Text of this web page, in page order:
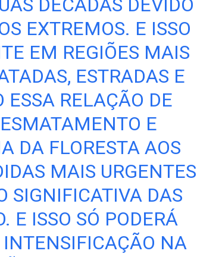
DÉCADAS DEVIDO
EXTREMOS. E ISSO
EM REGIÕES MAIS
ESTRADAS E
ESSA RELAÇÃO DE
E
DA FLORESTA AOS
MAIS URGENTES
SIGNIFICATIVA DAS
E ISSO SÓ PODERÁ
INTENSIFICAÇÃO NA